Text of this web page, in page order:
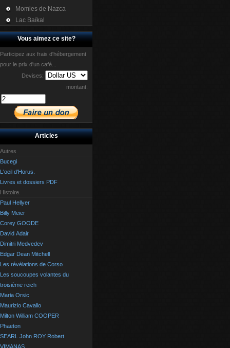
Momies de Nazca
Lac Baïkal
Vous aimez ce site?
Participez aux frais d'hébergement
pour le prix d'un café...
Devises:
montant:
Articles
Autres
Bucegi
L'oeil d'Horus.
Livres et dossiers PDF
Histoire.
Paul Hellyer
Billy Meier
Corey GOODE
David Adair
Dimitri Medvedev
Edgar Dean Mitchell
Les révélations de Corso
Les soucoupes volantes du
troisième reich
Maria Orsic
Maurizio Cavallo
Milton William COOPER
Phaeton
SEARL John ROY Robert
VIMANAS